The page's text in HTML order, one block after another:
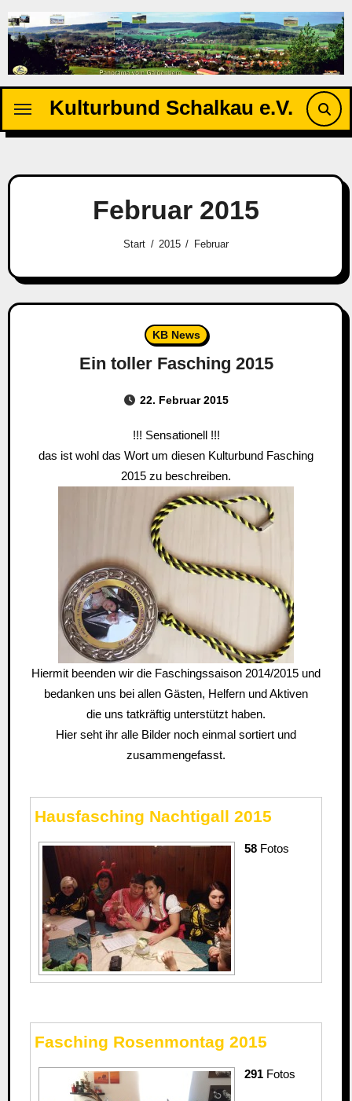
Inhalten
springen
Kulturbund Schalkau e.V.
Februar 2015
Start 2015 Februar
KB News
Ein toller Fasching 2015
22. Februar 2015
!!! Sensationell !!!
das ist wohl das Wort um diesen Kulturbund Fasching
2015 zu beschreiben.
Hiermit beenden wir die Faschingssaison 2014/2015 und
bedanken uns bei allen Gästen, Helfern und Aktiven
die uns tatkräftig unterstützt haben.
Hier seht ihr alle Bilder noch einmal sortiert und
zusammengefasst.
Hausfasching Nachtigall 2015
58Fotos
Fasching Rosenmontag 2015
291Fotos